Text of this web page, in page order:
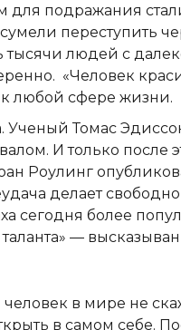
для подражания
переступить
людей с
«Человек
любой сфере жизни.
Томас
И только после
Роулинг
делает
сегодня более
таланта» —
в мире не
в самом себе.